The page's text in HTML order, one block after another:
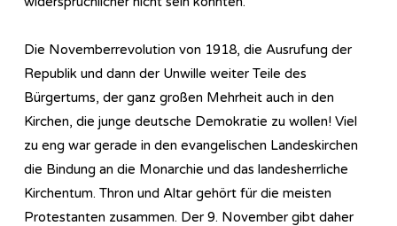
Die Novemberrevolution von 1918, die Ausrufung der
Republik und dann der Unwille weiter Teile des
Bürgertums, der ganz großen Mehrheit auch in den
Kirchen, die junge deutsche Demokratie zu wollen! Viel
zu eng war gerade in den evangelischen Landeskirchen
die Bindung an die Monarchie und das landesherrliche
Kirchentum. Thron und Altar gehört für die meisten
Protestanten zusammen. Der 9. November gibt daher